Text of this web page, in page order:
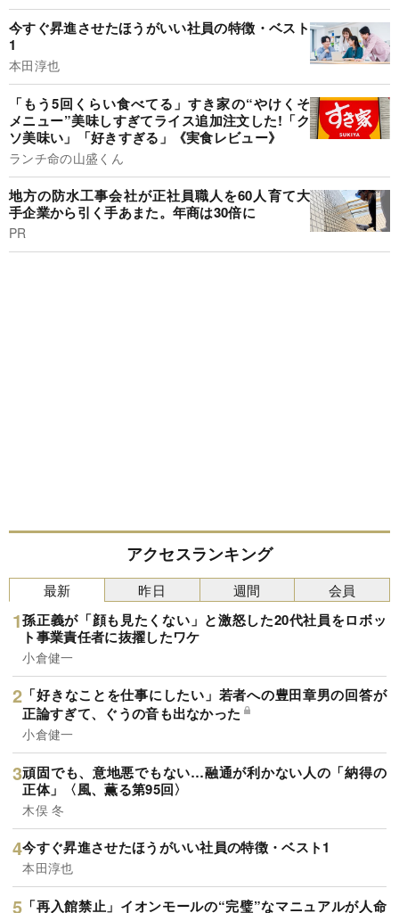
今すぐ昇進させたほうがいい社員の特徴・ベスト
1
本田淳也
「もう5回くらい食べてる」すき家の“やけくそ
メニュー”美味しすぎてライス追加注文した!「ク
ソ美味い」「好きすぎる」《実食レビュー》
ランチ命の山盛くん
地方の防水工事会社が正社員職人を60人育て大
手企業から引く手あまた。年商は30倍に
PR
アクセスランキング
最新
孫正義が「顔も見たくない」と激怒した20代社員をロボッ
ト事業責任者に抜擢したワケ
小倉健一
「好きなことを仕事にしたい」若者への豊田章男の回答が
正論すぎて、ぐうの音も出なかった
小倉健一
頑固でも、意地悪でもない…融通が利かない人の「納得の
正体」〈風、薫る第95回〉
木俣 冬
今すぐ昇進させたほうがいい社員の特徴・ベスト1
本田淳也
「再入館禁止」イオンモールの“完璧”なマニュアルが人命
昨日 週間 会員